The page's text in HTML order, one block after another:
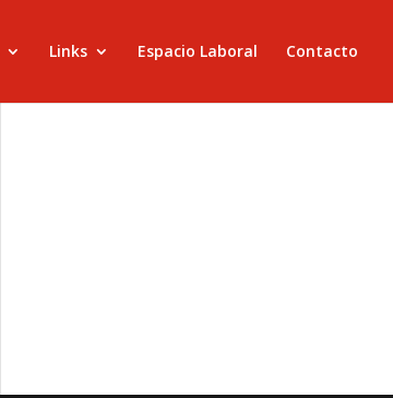
Links Espacio Laboral Contacto